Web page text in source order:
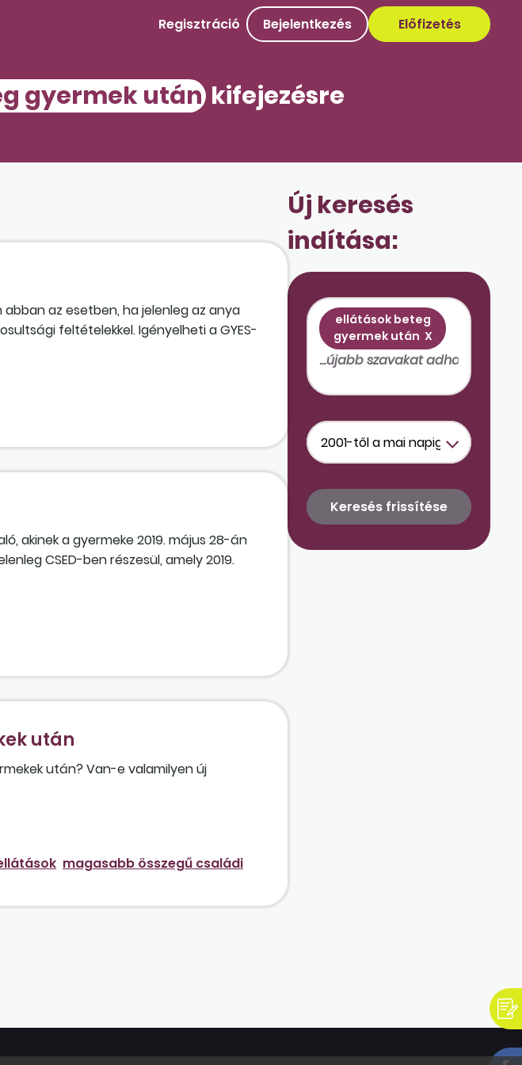
Regisztráció Bejelentkezés Előfizetés
gyermek után kifejezésre
az esetben, ha jelenleg az anya
feltételekkel. Igényelheti a GYES-
akinek a gyermeke 2019. május 28-án
CSED-ben részesül, amely 2019.
gyermekápolási táppénzes
ellátással jár jobban, ha a bruttó
után
után? Van-e valamilyen új
magasabb összegű családi
Új keresés
indítása:
ellátások beteg
gyermek után X